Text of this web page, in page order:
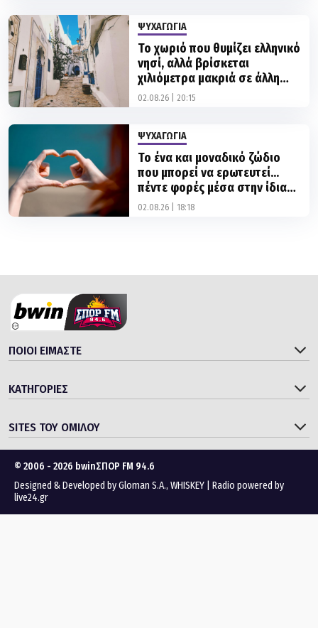
ΨΥΧΑΓΩΓΙΑ
Το χωριό που θυμίζει ελληνικό
νησί, αλλά βρίσκεται
χιλιόμετρα μακριά σε άλλη
ήπειρο
02.08.26 | 20:15
ΨΥΧΑΓΩΓΙΑ
Το ένα και μοναδικό ζώδιο
που μπορεί να ερωτευτεί...
πέντε φορές μέσα στην ίδια
μέρα
02.08.26 | 18:18
ΠΟΙΟΙ ΕΙΜΑΣΤΕ
ΚΑΤΗΓΟΡΙΕΣ
SITES ΤΟΥ ΟΜΙΛΟΥ
© 2006 - 2026 bwinΣΠΟΡ FM 94.6
Designed & Developed byGloman S.A., WHISKEY
Radio powered by
live24.gr